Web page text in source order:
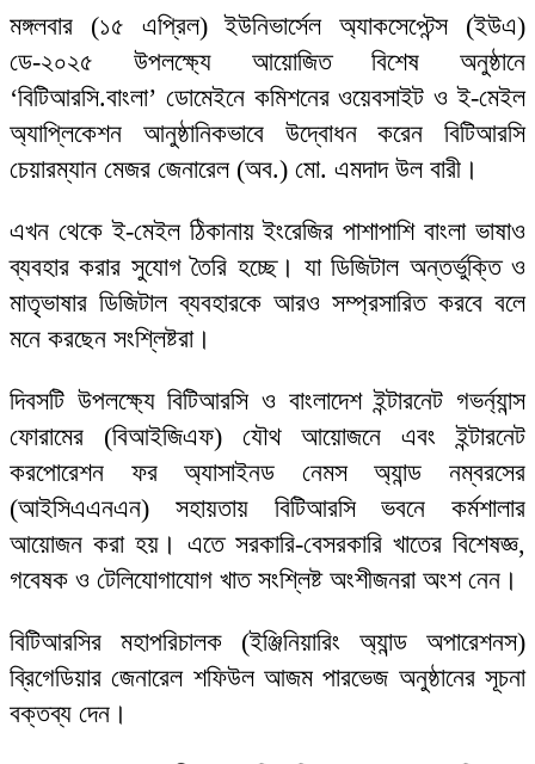
মঙ্গলবার (১৫ এপ্রিল) ইউনিভার্সেল অ্যাকসেপ্টেন্স (ইউএ)
ডে-২০২৫ উপলক্ষ্যে আয়োজিত বিশেষ অনুষ্ঠানে
‘বিটিআরসি.বাংলা’ ডোমেইনে কমিশনের ওয়েবসাইট ও ই-মেইল
অ্যাপ্লিকেশন আনুষ্ঠানিকভাবে উদ্বোধন করেন বিটিআরসি
চেয়ারম্যান মেজর জেনারেল (অব.) মো. এমদাদ উল বারী।
এখন থেকে ই-মেইল ঠিকানায় ইংরেজির পাশাপাশি বাংলা ভাষাও
ব্যবহার করার সুযোগ তৈরি হচ্ছে। যা ডিজিটাল অন্তর্ভুক্তি ও
মাতৃভাষার ডিজিটাল ব্যবহারকে আরও সম্প্রসারিত করবে বলে
মনে করছেন সংশ্লিষ্টরা।
দিবসটি উপলক্ষ্যে বিটিআরসি ও বাংলাদেশ ইন্টারনেট গভর্ন্যান্স
ফোরামের (বিআইজিএফ) যৌথ আয়োজনে এবং ইন্টারনেট
করপোরেশন ফর অ্যাসাইনড নেমস অ্যান্ড নম্বরসের
(আইসিএএনএন) সহায়তায় বিটিআরসি ভবনে কর্মশালার
আয়োজন করা হয়। এতে সরকারি-বেসরকারি খাতের বিশেষজ্ঞ,
গবেষক ও টেলিযোগাযোগ খাত সংশ্লিষ্ট অংশীজনরা অংশ নেন।
বিটিআরসির মহাপরিচালক (ইঞ্জিনিয়ারিং অ্যান্ড অপারেশনস)
ব্রিগেডিয়ার জেনারেল শফিউল আজম পারভেজ অনুষ্ঠানের সূচনা
বক্তব্য দেন।